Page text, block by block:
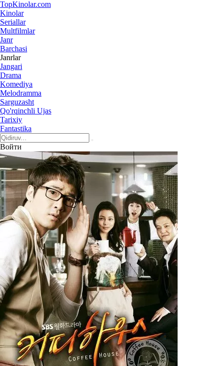
TopKinolar.com
Kinolar
Seriallar
Multfilmlar
Janr
Barchasi
Janrlar
Jangari
Drama
Komediya
Melodramma
Sarguzasht
Qo'rqinchli Ujas
Tarixiy
Fantastika
Войти